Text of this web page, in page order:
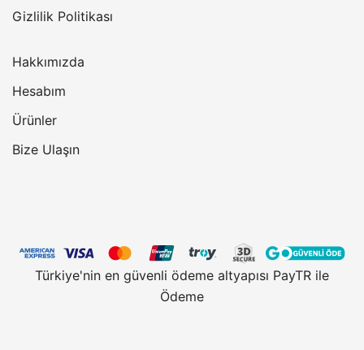
Gizlilik Politikası
Hakkımızda
Hesabım
Ürünler
Bize Ulaşın
Türkiye'nin en güvenli ödeme altyapısı PayTR ile
Ödeme